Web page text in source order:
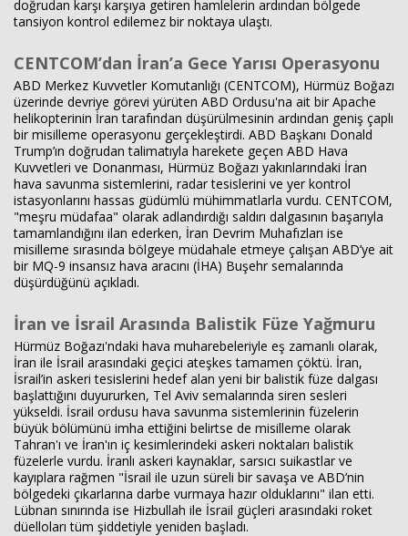
doğrudan karşı karşıya getiren hamlelerin ardından bölgede
tansiyon kontrol edilemez bir noktaya ulaştı.
CENTCOM’dan İran’a Gece Yarısı Operasyonu
ABD Merkez Kuvvetler Komutanlığı (CENTCOM), Hürmüz Boğazı
üzerinde devriye görevi yürüten ABD Ordusu'na ait bir Apache
helikopterinin İran tarafından düşürülmesinin ardından geniş çaplı
bir misilleme operasyonu gerçekleştirdi. ABD Başkanı Donald
Trump’ın doğrudan talimatıyla harekete geçen ABD Hava
Kuvvetleri ve Donanması, Hürmüz Boğazı yakınlarındaki İran
hava savunma sistemlerini, radar tesislerini ve yer kontrol
istasyonlarını hassas güdümlü mühimmatlarla vurdu. CENTCOM,
"meşru müdafaa" olarak adlandırdığı saldırı dalgasının başarıyla
tamamlandığını ilan ederken, İran Devrim Muhafızları ise
misilleme sırasında bölgeye müdahale etmeye çalışan ABD’ye ait
bir MQ-9 insansız hava aracını (İHA) Buşehr semalarında
düşürdüğünü açıkladı.
İran ve İsrail Arasında Balistik Füze Yağmuru
Hürmüz Boğazı'ndaki hava muharebeleriyle eş zamanlı olarak,
İran ile İsrail arasındaki geçici ateşkes tamamen çöktü. İran,
İsrail’in askeri tesislerini hedef alan yeni bir balistik füze dalgası
başlattığını duyururken, Tel Aviv semalarında siren sesleri
yükseldi. İsrail ordusu hava savunma sistemlerinin füzelerin
büyük bölümünü imha ettiğini belirtse de misilleme olarak
Tahran'ı ve İran'ın iç kesimlerindeki askeri noktaları balistik
füzelerle vurdu. İranlı askeri kaynaklar, sarsıcı suikastlar ve
kayıplara rağmen "İsrail ile uzun süreli bir savaşa ve ABD’nin
bölgedeki çıkarlarına darbe vurmaya hazır olduklarını" ilan etti.
Lübnan sınırında ise Hizbullah ile İsrail güçleri arasındaki roket
düelloları tüm şiddetiyle yeniden başladı.